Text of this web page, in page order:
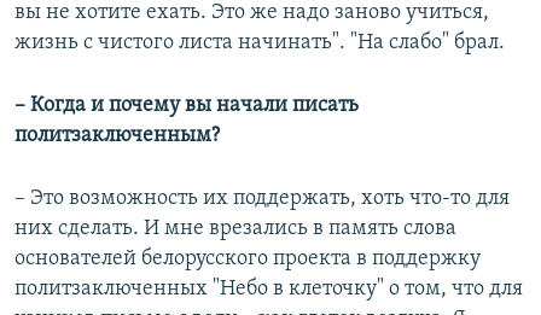
вы не хотите ехать. Это же надо заново учиться,
жизнь с чистого листа начинать". "На слабо" брал.
– Когда и почему вы начали писать
политзаключенным?
– Это возможность их поддержать, хоть что-то для
них сделать. И мне врезались в память слова
основателей белорусского проекта в поддержку
политзаключенных "Небо в клеточку" о том, что для